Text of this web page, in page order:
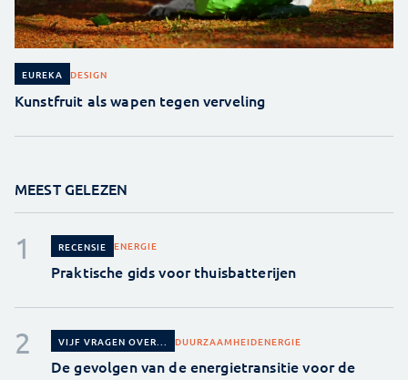
EUREKA DESIGN
Kunstfruit als wapen tegen verveling
MEEST GELEZEN
RECENSIE ENERGIE
Praktische gids voor thuisbatterijen
VIJF VRAGEN OVER... DUURZAAMHEIDENERGIE
De gevolgen van de energietransitie voor de